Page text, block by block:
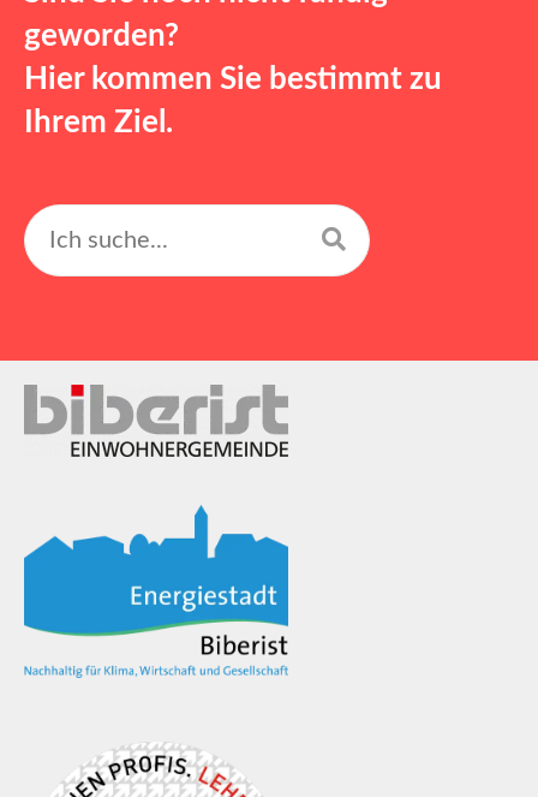
geworden?
Hier kommen Sie bestimmt zu
Ihrem Ziel.